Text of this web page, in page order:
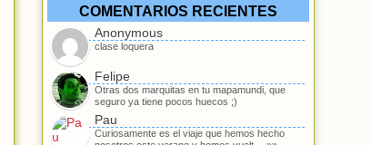
COMENTARIOS RECIENTES
Anonymous
clase loquera
Felipe
Otras dos marquitas en tu mapamundi, que
seguro ya tiene pocos huecos ;)
Pau
Curiosamente es el viaje que hemos hecho